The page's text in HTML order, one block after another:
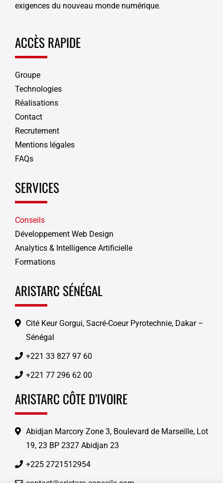
exigences du nouveau monde numérique.
ACCÈS RAPIDE
Groupe
Technologies
Réalisations
Contact
Recrutement
Mentions légales
FAQs
SERVICES
Conseils
Développement Web Design
Analytics & Intelligence Artificielle
Formations
ARISTARC SÉNÉGAL
Cité Keur Gorgui, Sacré-Coeur Pyrotechnie, Dakar –
Sénégal
+221 33 827 97 60
+221 77 296 62 00
ARISTARC CÔTE D’IVOIRE
Abidjan Marcory Zone 3, Boulevard de Marseille, Lot
19, 23 BP 2327 Abidjan 23
+225 2721512954
contact@aristarc‑conseils.com